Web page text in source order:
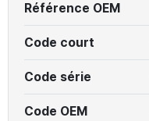
Référence OEM
Code court
Code série
Code OEM